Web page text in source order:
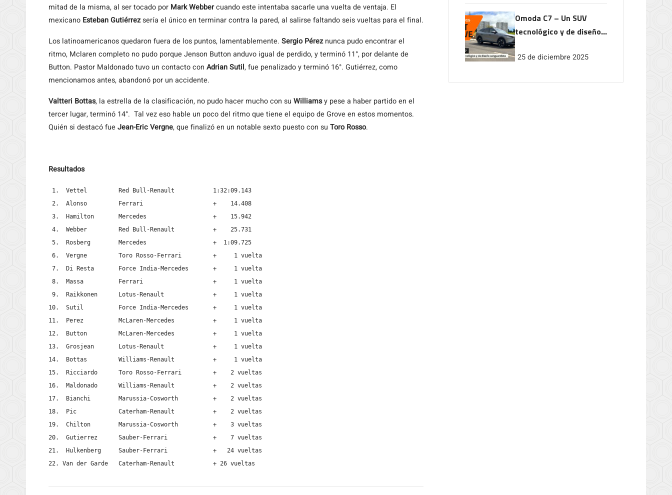
mitad de la misma, al ser tocado por Mark Webbercuando este intentaba sacarle una vuelta de ventaja. El
mexicano Esteban Gutiérrezsería el único en terminar contra la pared, al salirse faltando seis vueltas para el final.
Los latinoamericanos quedaron fuera de los puntos, lamentablemente. Sergio Péreznunca pudo encontrar el
ritmo, Mclaren completo no pudo porque Jenson Button anduvo igual de perdido, y terminó 11°, por delante de
Button. Pastor Maldonado tuvo un contacto con Adrian Sutil, fue penalizado y terminó 16°. Gutiérrez, como
mencionamos antes, abandonó por un accidente.
Valtteri Bottas, la estrella de la clasificación, no pudo hacer mucho con su Williamsy pese a haber partido en el
tercer lugar, terminó 14°. Tal vez eso hable un poco del ritmo que tiene el equipo de Grove en estos momentos.
Quién si destacó fue Jean-Eric Vergne, que finalizó en un notable sexto puesto con su Toro Rosso.
Resultados
1.  Vettel         Red Bull-Renault           1:32:09.143
2.  Alonso         Ferrari                    +    14.408
3.  Hamilton       Mercedes                   +    15.942
4.  Webber         Red Bull-Renault           +    25.731
5.  Rosberg        Mercedes                   +  1:09.725
6.  Vergne         Toro Rosso-Ferrari         +     1 vuelta
7.  Di Resta       Force India-Mercedes       +     1 vuelta
8.  Massa          Ferrari                    +     1 vuelta
9.  Raikkonen      Lotus-Renault              +     1 vuelta
10.  Sutil          Force India-Mercedes       +     1 vuelta
11.  Perez          McLaren-Mercedes           +     1 vuelta
12.  Button         McLaren-Mercedes           +     1 vuelta
13.  Grosjean       Lotus-Renault              +     1 vuelta
14.  Bottas         Williams-Renault           +     1 vuelta
15.  Ricciardo      Toro Rosso-Ferrari         +    2 vueltas
16.  Maldonado      Williams-Renault           +    2 vueltas
17.  Bianchi        Marussia-Cosworth          +    2 vueltas
18.  Pic            Caterham-Renault           +    2 vueltas
19.  Chilton        Marussia-Cosworth          +    3 vueltas
20.  Gutierrez      Sauber-Ferrari             +    7 vueltas
21.  Hulkenberg     Sauber-Ferrari             +   24 vueltas
22. Van der Garde   Caterham-Renault           + 26 vueltas
Omoda C7 – Un SUV
tecnológico y de diseño
25 de diciembre 2025